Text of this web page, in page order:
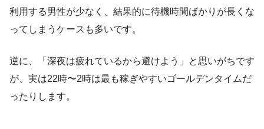
利用する男性が少なく、結果的に待機時間ばかりが長くな
ってしまうケースも多いです。
逆に、「深夜は疲れているから避けよう」と思いがちです
が、実は22時〜2時は最も稼ぎやすいゴールデンタイムだ
ったりします。